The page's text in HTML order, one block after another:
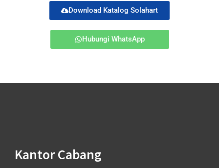
Download Katalog Solahart
Hubungi WhatsApp
Kantor Cabang